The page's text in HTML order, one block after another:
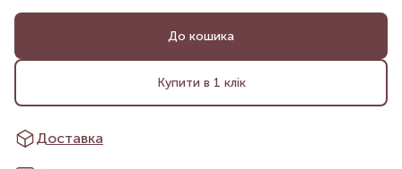
До кошика
Купити в 1 клік
Доставка